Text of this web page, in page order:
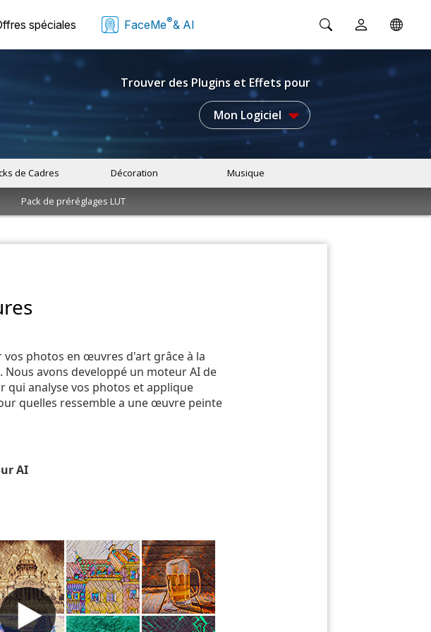
spéciales FaceMe®& AI
Trouver des Plugins et Effets pour
Mon Logiciel
de Cadres Décoration Musique
Pack de préréglages LUT
photos en œuvres d'art grâce à la
avons developpé un moteur AI de
analyse vos photos et applique
quelles ressemble a une œuvre peinte
AI